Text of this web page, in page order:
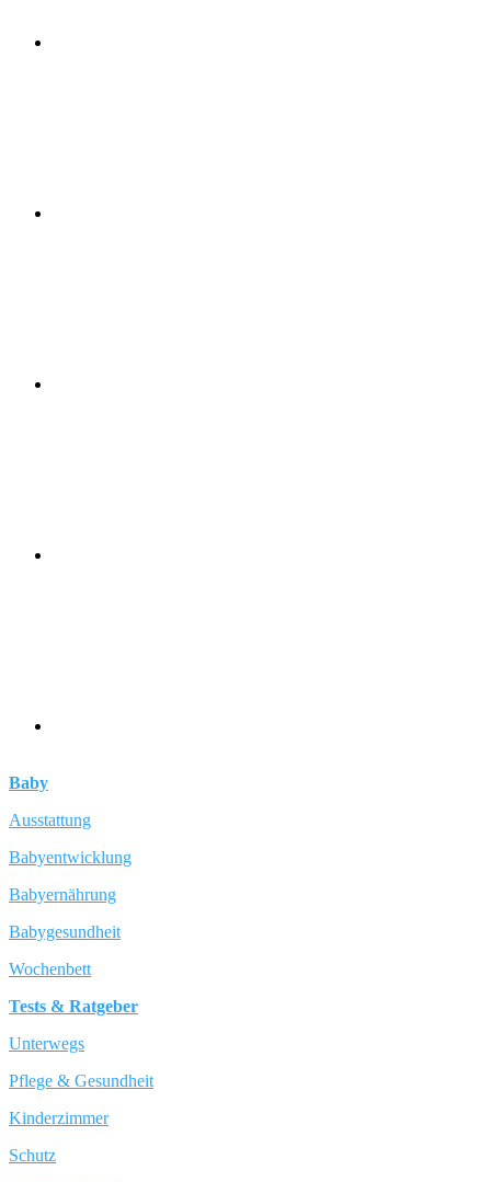
Baby
Ausstattung
Babyentwicklung
Babyernährung
Babygesundheit
Wochenbett
Tests & Ratgeber
Unterwegs
Pflege & Gesundheit
Kinderzimmer
Schutz